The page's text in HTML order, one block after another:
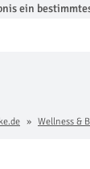
ein
Wellness &